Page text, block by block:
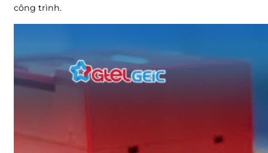
công trình.